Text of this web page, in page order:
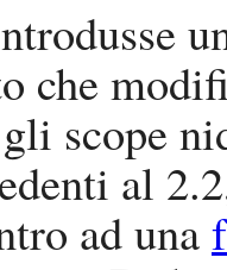
che
gli scope
al
ad una